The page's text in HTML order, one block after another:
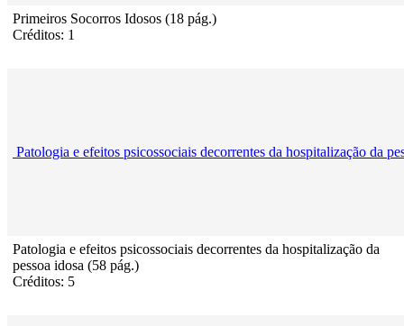
Primeiros Socorros Idosos (18 pág.)
Créditos: 1
Patologia e efeitos psicossociais decorrentes da hospitalização da
Patologia e efeitos psicossociais decorrentes da hospitalização da
pessoa idosa (58 pág.)
Créditos: 5